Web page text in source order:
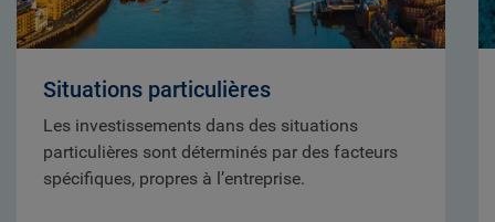
Situations particulières
Les investissements dans des situations
particulières sont déterminés par des facteurs
spécifiques, propres à l’entreprise.